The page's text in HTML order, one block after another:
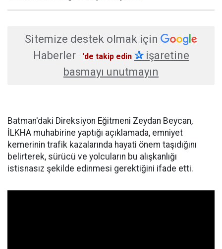
Sitemize destek olmak için
Haberler
'de takip edin ✰işaretine
basmayı unutmayın
Batman'daki Direksiyon Eğitmeni Zeydan Beycan,
İLKHA muhabirine yaptığı açıklamada, emniyet
kemerinin trafik kazalarında hayati önem taşıdığını
belirterek, sürücü ve yolcuların bu alışkanlığı
istisnasız şekilde edinmesi gerektiğini ifade etti.